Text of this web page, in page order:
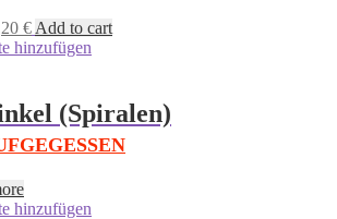
€ Add to cart
hinzufügen
(Spiralen)
hinzufügen